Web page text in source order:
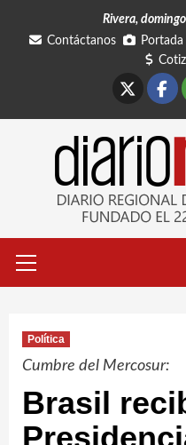
Rivera,
Contáctanos
primario
Política
Cumbre del Mercosur:
Brasil